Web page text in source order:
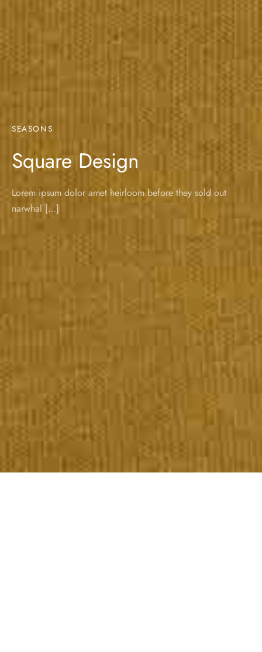
SEASONS
Square Design
Lorem ipsum dolor amet heirloom before they sold out
narwhal […]